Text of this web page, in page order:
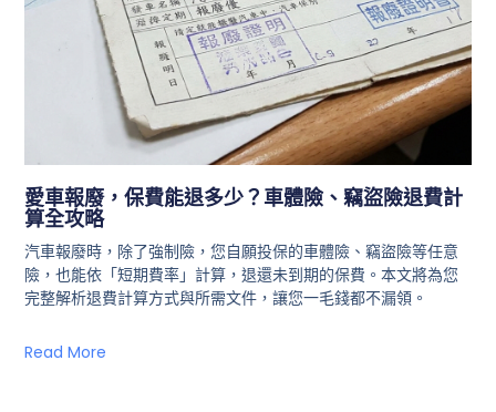
愛車報廢，保費能退多少？車體險、竊盜險退費計
算全攻略
汽車報廢時，除了強制險，您自願投保的車體險、竊盜險等任意
險，也能依「短期費率」計算，退還未到期的保費。本文將為您
完整解析退費計算方式與所需文件，讓您一毛錢都不漏領。
Read More